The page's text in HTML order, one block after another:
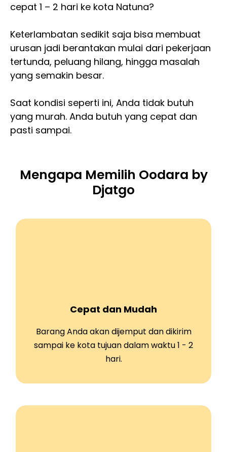
cepat 1 – 2 hari ke kota Natuna?
Keterlambatan sedikit saja bisa membuat
urusan jadi berantakan mulai dari pekerjaan
tertunda, peluang hilang, hingga masalah
yang semakin besar.
Saat kondisi seperti ini, Anda tidak butuh
yang murah. Anda butuh yang cepat dan
pasti sampai.
Mengapa Memilih Oodara by
Djatgo
Cepat dan Mudah
Barang Anda akan dijemput dan dikirim
sampai ke kota tujuan dalam waktu 1 - 2
hari.